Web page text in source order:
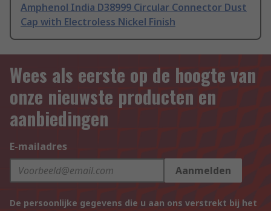
Amphenol India D38999 Circular Connector Dust
Cap with Electroless Nickel Finish
Wees als eerste op de hoogte van
onze nieuwste producten en
aanbiedingen
E-mailadres
Aanmelden
De persoonlijke gegevens die u aan ons verstrekt bij het